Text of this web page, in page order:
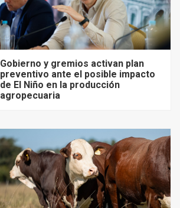
Gobierno y gremios activan plan
preventivo ante el posible impacto
de El Niño en la producción
agropecuaria